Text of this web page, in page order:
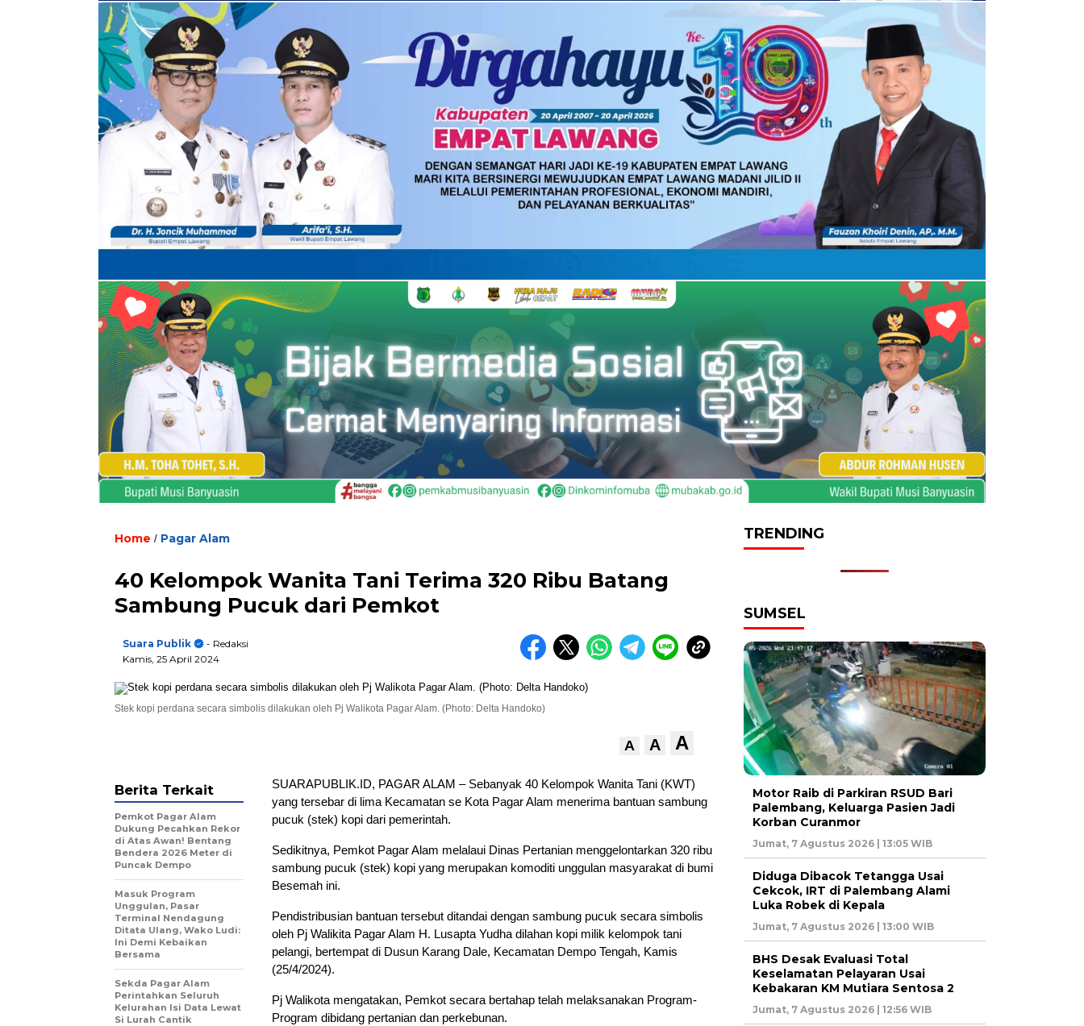
Home / Pagar Alam
40 Kelompok Wanita Tani Terima 320 Ribu Batang
Sambung Pucuk dari Pemkot
Suara Publik
- Redaksi
Kamis, 25 April 2024
Stek kopi perdana secara simbolis dilakukan oleh Pj Walikota Pagar Alam. (Photo: Delta Handoko)
A A A
SUARAPUBLIK.ID, PAGAR ALAM – Sebanyak 40 Kelompok Wanita Tani (KWT)
yang tersebar di lima Kecamatan se Kota Pagar Alam menerima bantuan sambung
pucuk (stek) kopi dari pemerintah.
Sedikitnya, Pemkot Pagar Alam melalaui Dinas Pertanian menggelontarkan 320 ribu
sambung pucuk (stek) kopi yang merupakan komoditi unggulan masyarakat di bumi
Besemah ini.
Pendistribusian bantuan tersebut ditandai dengan sambung pucuk secara simbolis
oleh Pj Walikita Pagar Alam H. Lusapta Yudha dilahan kopi milik kelompok tani
pelangi, bertempat di Dusun Karang Dale, Kecamatan Dempo Tengah, Kamis
(25/4/2024).
Pj Walikota mengatakan, Pemkot secara bertahap telah melaksanakan Program-
Program dibidang pertanian dan perkebunan.
Berita Terkait
Pemkot Pagar Alam
Dukung Pecahkan Rekor
di Atas Awan! Bentang
Bendera 2026 Meter di
Puncak Dempo
Masuk Program
Unggulan, Pasar
Terminal Nendagung
Ditata Ulang, Wako Ludi:
Ini Demi Kebaikan
Bersama
Sekda Pagar Alam
Perintahkan Seluruh
Kelurahan Isi Data Lewat
Si Lurah Cantik
TRENDING
SUMSEL
Motor Raib di Parkiran RSUD Bari
Palembang, Keluarga Pasien Jadi
Korban Curanmor
Jumat, 7 Agustus 2026 | 13:05 WIB
Diduga Dibacok Tetangga Usai
Cekcok, IRT di Palembang Alami
Luka Robek di Kepala
Jumat, 7 Agustus 2026 | 13:00 WIB
BHS Desak Evaluasi Total
Keselamatan Pelayaran Usai
Kebakaran KM Mutiara Sentosa 2
Jumat, 7 Agustus 2026 | 12:56 WIB